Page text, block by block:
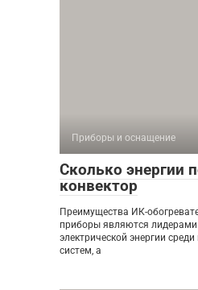
Приборы и оснащение
Сколько энергии
конвектор
Преимущества ИК-
приборы являются
электрической энергии
систем, а